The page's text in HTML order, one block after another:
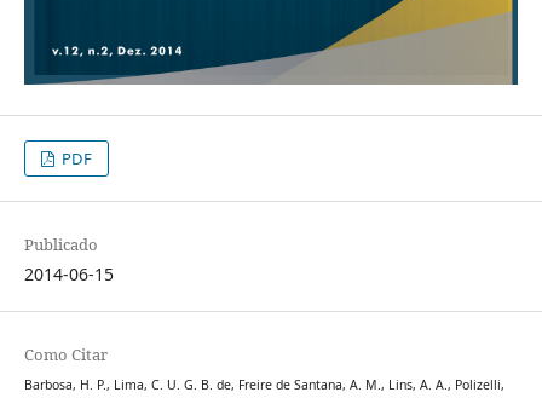
PDF
Publicado
2014-06-15
Como Citar
Barbosa, H. P., Lima, C. U. G. B. de, Freire de Santana, A. M., Lins, A. A., Polizelli,